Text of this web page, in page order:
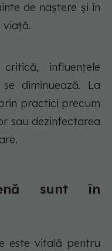
de naștere și în
viață.
influențele
diminuează. La
practici precum
sau dezinfectarea
sunt în
este vitală pentru